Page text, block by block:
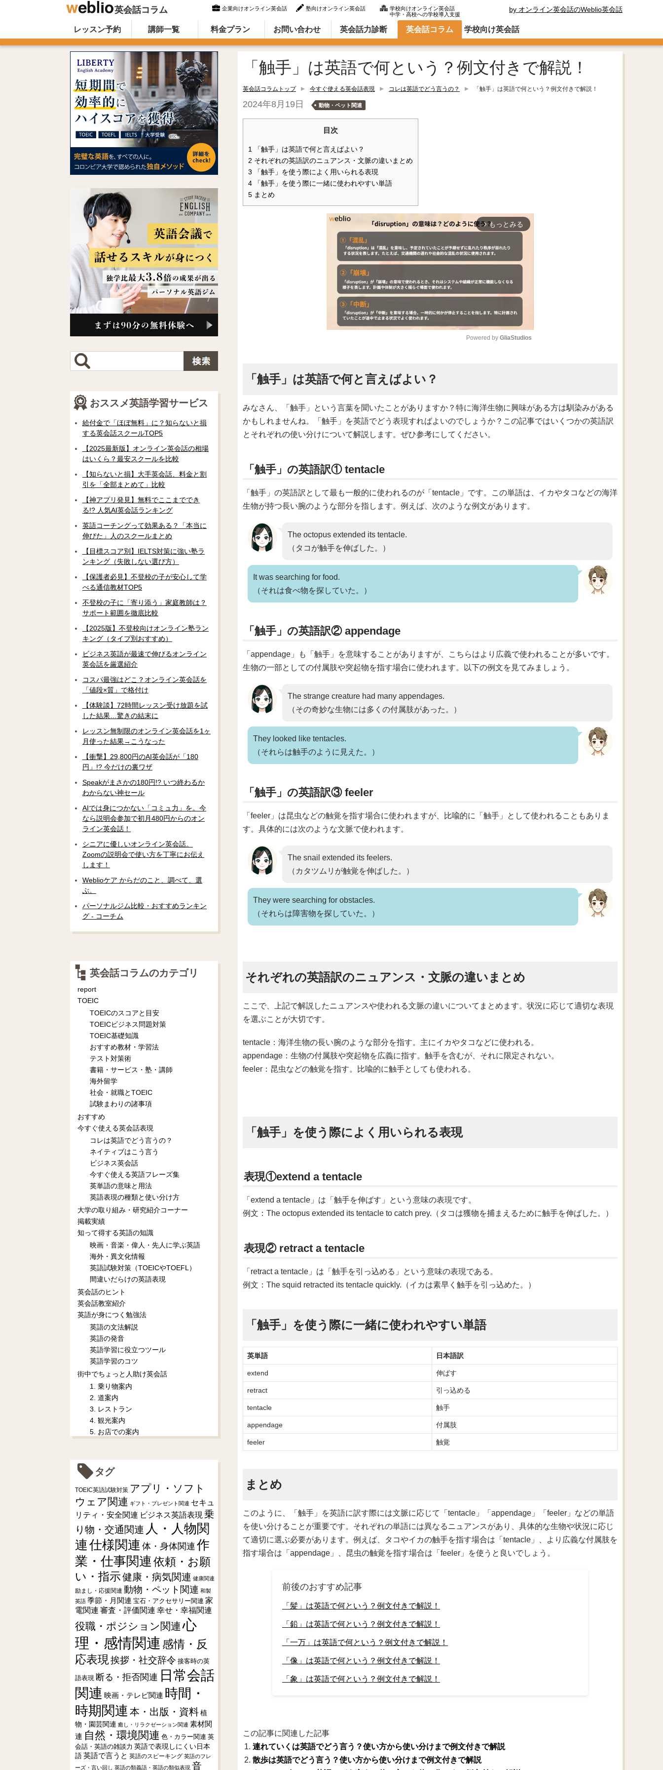
英会話コラム 企業向けオンライン英会話 塾向けオンライン英会話
学校向けオンライン英会話
中学・高校への学校導入支援
by オンライン英会話のWeblio英会話
オンライン英会話のWeblio英会話コラム（英語での言い方・英語表現）
Skip to content
レッスン予約 講師一覧 料金プラン お問い合わせ 英会話力診断 英会話コラム 学校向け英会話
「触手」は英語で何という？例文付きで解説！
英会話コラムトップ 今すぐ使える英会話表現 コレは英語でどう言うの？ 「触手」は英語で何という？例文付きで解説！
2024年8月19日 動物・ペット関連
目次
1 「触手」は英語で何と言えばよい？
2 それぞれの英語訳のニュアンス・文脈の違いまとめ
3 「触手」を使う際によく用いられる表現
4 「触手」を使う際に一緒に使われやすい単語
5 まとめ
arrow_forward_ios もっとみる
e
Powered by GliaStudios
「触手」は英語で何と言えばよい？
みなさん、「触手」という言葉を聞いたことがありますか？特に海洋生物に興味がある方は馴染みがある
かもしれませんね。「触手」を英語でどう表現すればよいのでしょうか？この記事ではいくつかの英語訳
とそれぞれの使い分けについて解説します。ぜひ参考にしてください。
「触手」の英語訳① tentacle
「触手」の英語訳として最も一般的に使われるのが「tentacle」です。この単語は、イカやタコなどの海洋
生物が持つ長い腕のような部分を指します。例えば、次のような例文があります。
The octopus extended its tentacle.
（タコが触手を伸ばした。）
It was searching for food.
（それは食べ物を探していた。）
「触手」の英語訳② appendage
「appendage」も「触手」を意味することがありますが、こちらはより広義で使われることが多いです。
生物の一部としての付属肢や突起物を指す場合に使われます。以下の例文を見てみましょう。
The strange creature had many appendages.
（その奇妙な生物には多くの付属肢があった。）
They looked like tentacles.
（それらは触手のように見えた。）
「触手」の英語訳③ feeler
「feeler」は昆虫などの触覚を指す場合に使われますが、比喩的に「触手」として使われることもありま
す。具体的には次のような文脈で使われます。
The snail extended its feelers.
（カタツムリが触覚を伸ばした。）
They were searching for obstacles.
（それらは障害物を探していた。）
それぞれの英語訳のニュアンス・文脈の違いまとめ
ここで、上記で解説したニュアンスや使われる文脈の違いについてまとめます。状況に応じて適切な表現
を選ぶことが大切です。
tentacle：海洋生物の長い腕のような部分を指す。主にイカやタコなどに使われる。
appendage：生物の付属肢や突起物を広義に指す。触手を含むが、それに限定されない。
feeler：昆虫などの触覚を指す。比喩的に触手としても使われる。
「触手」を使う際によく用いられる表現
表現①extend a tentacle
「extend a tentacle」は「触手を伸ばす」という意味の表現です。
例文：The octopus extended its tentacle to catch prey.（タコは獲物を捕まえるために触手を伸ばした。）
表現② retract a tentacle
「retract a tentacle」は「触手を引っ込める」という意味の表現である。
例文：The squid retracted its tentacle quickly.（イカは素早く触手を引っ込めた。）
「触手」を使う際に一緒に使われやすい単語
英単語 日本語訳
extend 伸ばす
retract 引っ込める
tentacle 触手
appendage 付属肢
feeler 触覚
まとめ
このように、「触手」を英語に訳す際には文脈に応じて「tentacle」「appendage」「feeler」などの単語
を使い分けることが重要です。それぞれの単語には異なるニュアンスがあり、具体的な生物や状況に応じ
て適切に選ぶ必要があります。例えば、タコやイカの触手を指す場合は「tentacle」、より広義な付属肢を
指す場合は「appendage」、昆虫の触覚を指す場合は「feeler」を使うと良いでしょう。
前後のおすすめ記事
「髪」は英語で何という？例文付きで解説！
「鉛」は英語で何という？例文付きで解説！
「一万」は英語で何という？例文付きで解説！
「像」は英語で何という？例文付きで解説！
「象」は英語で何という？例文付きで解説！
この記事に関連した記事
連れていくは英語でどう言う？使い方から使い分けまで例文付きで解説
散歩は英語でどう言う？使い方から使い分けまで例文付きで解説
おススメ英語学習サービス
給付金で「ほぼ無料」に？知らないと損
する英会話スクールTOP5
【2025最新版】オンライン英会話の相場
はいくら？最安スクールを比較
【知らないと損】大手英会話、料金と割
引を「全部まとめて」比較
【神アプリ発見】無料でここまででき
る!? 人気AI英会話ランキング
英語コーチングって効果ある？「本当に
伸びた」人のスクールまとめ
【目標スコア別】IELTS対策に強い塾ラ
ンキング（失敗しない選び方）
【保護者必見】不登校の子が安心して学
べる通信教材TOP5
不登校の子に「寄り添う」家庭教師は？
サポート範囲を徹底比較
【2025版】不登校向けオンライン塾ラン
キング（タイプ別おすすめ）
ビジネス英語が最速で伸びるオンライン
英会話を厳選紹介
コスパ最強はどこ？オンライン英会話を
「値段×質」で格付け
【体験談】72時間レッスン受け放題を試
した結果…驚きの結末に
レッスン無制限のオンライン英会話を1ヶ
月使った結果→こうなった
【衝撃】29,800円のAI英会話が「180
円」!? 今だけの裏ワザ
Speakがまさかの180円!? いつ終わるか
わからない神セール
AIでは身につかない「コミュ力」を。今
なら説明会参加で初月480円からのオン
ライン英会話！
シニアに優しいオンライン英会話。
Zoomの説明会で使い方を丁寧にお伝え
します！
Weblioケア からだのこと、調べて、選
ぶ。
パーソナルジム比較・おすすめランキン
グ - コーチム
英会話コラムのカテゴリ
report
TOEIC
TOEICのスコアと目安
TOEICビジネス問題対策
TOEIC基礎知識
おすすめ教材・学習法
テスト対策術
書籍・サービス・塾・講師
海外留学
社会・就職とTOEIC
試験まわりの諸事項
おすすめ
今すぐ使える英会話表現
コレは英語でどう言うの？
ネイティブはこう言う
ビジネス英会話
今すぐ使える英語フレーズ集
英単語の意味と用法
英語表現の種類と使い分け方
大学の取り組み・研究紹介コーナー
掲載実績
知って得する英語の知識
映画・音楽・偉人・先人に学ぶ英語
海外・異文化情報
英語試験対策（TOEICやTOEFL）
間違いだらけの英語表現
英会話のヒント
英会話教室紹介
英語が身につく勉強法
英語の文法解説
英語の発音
英語学習に役立つツール
英語学習のコツ
街中でちょっと人助け英会話
1. 乗り物案内
2. 道案内
3. レストラン
4. 観光案内
5. お店での案内
タグ
TOEIC英語試験対策 アプリ・ソフト
ウェア関連 ギフト・プレゼント関連 セキュ
リティ・安全関連 ビジネス英語表現 乗
り物・交通関連 人・人物関
連仕様関連 体・身体関連 作
業・仕事関連依頼・お願
い・指示健康・病気関連 健康関連
励まし・応援関連 動物・ペット関連 和製
英語 季節・月関連 宝石・アクセサリー関連 家
電関連 審査・評価関連 幸せ・幸福関連
役職・ポジション関連 心
理・感情関連 感情・反
応表現挨拶・社交辞令 接客時の英
語表現 断る・拒否関連 日常会話
関連 映画・テレビ関連 時間・
時期関連 本・出版・資料植
物・園芸関連 癒し・リラクゼーション関連 素材関
連 自然・環境関連 色・カラー関連 英
会話・英語の雑談力 英語で表現しにくい日本
語 英語で言うと 英語のスピーキング 英語のフレ
ーズ・言い回し 英語の類義語・英語の類似表現 音